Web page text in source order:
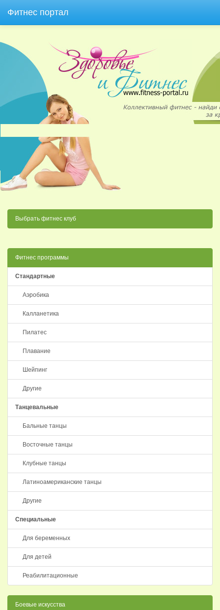
Фитнес портал
Выбрать фитнес клуб
Фитнес программы
Стандартные
Аэробика
Калланетика
Пилатес
Плавание
Шейпинг
Другие
Танцевальные
Бальные танцы
Восточные танцы
Клубные танцы
Латиноамериканские танцы
Другие
Специальные
Для беременных
Для детей
Реабилитационные
Боевые искусства